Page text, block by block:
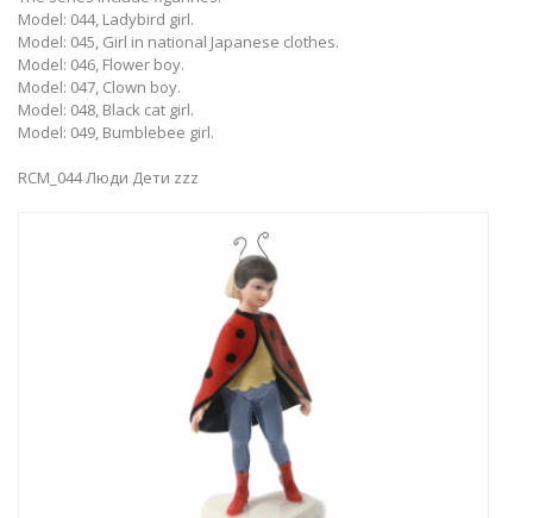
Model: 044, Ladybird girl.
Model: 045, Girl in national Japanese clothes.
Model: 046, Flower boy.
Model: 047, Clown boy.
Model: 048, Black cat girl.
Model: 049, Bumblebee girl.
RCM_044 Люди Дети zzz